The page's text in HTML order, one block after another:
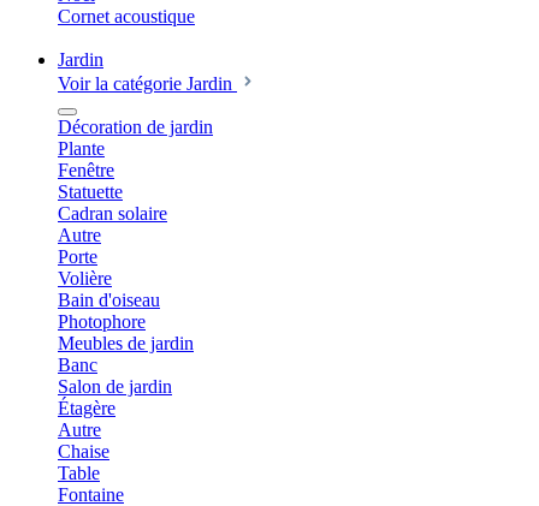
Cornet acoustique
Jardin
Voir la catégorie Jardin
Décoration de jardin
Plante
Fenêtre
Statuette
Cadran solaire
Autre
Porte
Volière
Bain d'oiseau
Photophore
Meubles de jardin
Banc
Salon de jardin
Étagère
Autre
Chaise
Table
Fontaine